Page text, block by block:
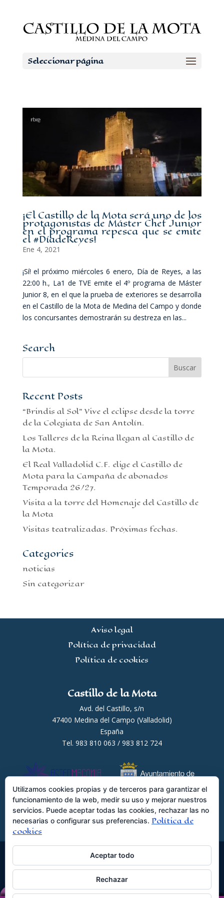
Seleccionar página
¡El Castillo de la Mota será uno de los
protagonistas de Máster Chef Junior
en el programa repesca que se emite
el #DíadeReyes!
Ene 4, 2021
¡Sí! el próximo miércoles 6 enero, Día de Reyes, a las
22:00 h., La1 de TVE emite el 4º programa de Máster
Junior 8, en el que la prueba de exteriores se desarrolla
en el Castillo de la Mota de Medina del Campo y donde
los concursantes demostrarán su destreza en las...
Search
Recent Posts
“Brindis al Sol” Vive el eclipse desde la torre
de la Colegiata de San Antolín.
Los Talleres de la Reina llegan al Castillo de
la Mota.
El Real Valladolid C.F. elige el Castillo de
Mota para la Campaña de abonados
Temporada 26/27.
Visita a la torre del Homenaje del Castillo de
la Mota
Visitas teatralizadas. Próximas fechas.
Categories
noticias
Sin categorizar
Aviso legal
Política de privacidad
Política de cookies
Castillo de la Mota
Avd. del Castillo, s/n
47400 Medina del Campo (Valladolid)
España
Tel. 983 810 063 / 983 812 724
© Astermagonia S.L.L ·
www.astermagonia.com
Utilizamos cookies propias y de terceros para garantizar el
funcionamiento de la web, medir su uso y mejorar nuestros
servicios. Puede aceptar todas las cookies, rechazar las no
necesarias o configurar sus preferencias. Política de
cookies
Aceptar todo
Rechazar